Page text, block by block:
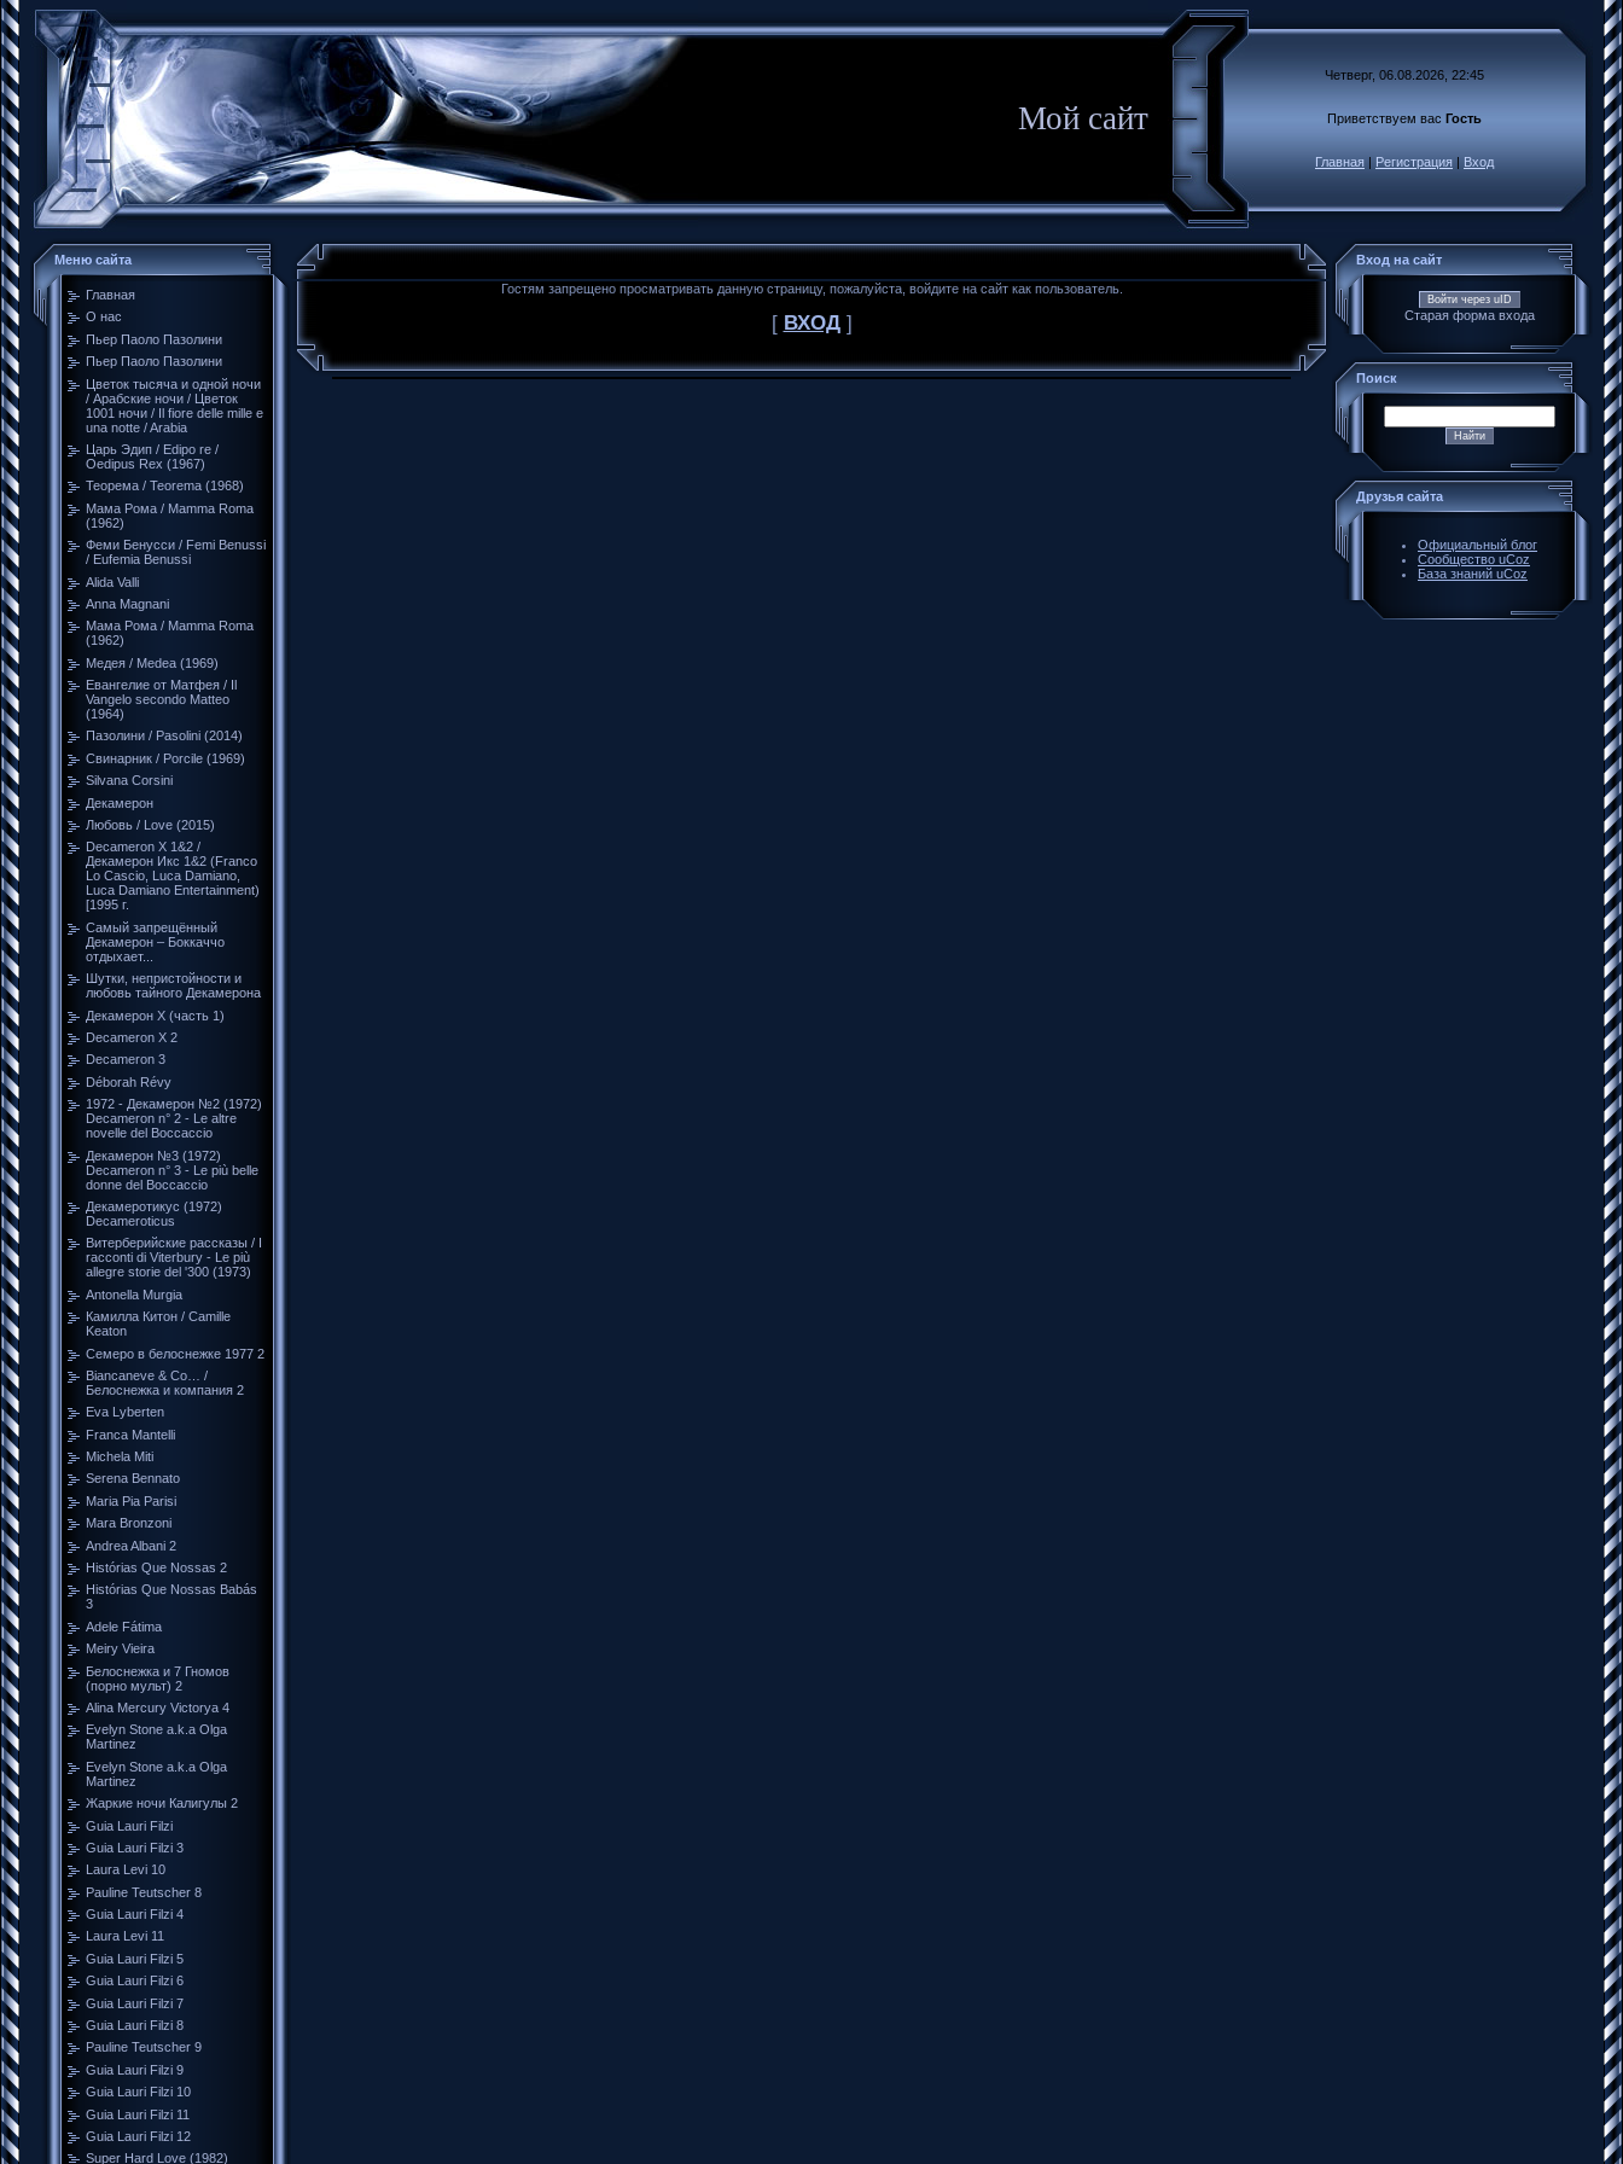
Мой сайт
Четверг, 06.08.2026, 22:45
Приветствуем вас Гость
Главная | Регистрация | Вход
Меню сайта
Главная
О нас
Пьер Паоло Пазолини
Пьер Паоло Пазолини
Цветок тысяча и одной ночи
/ Арабские ночи / Цветок
1001 ночи / Il fiore delle mille e
una notte / Arabia
Царь Эдип / Edipo re /
Oedipus Rex (1967)
Теорема / Teorema (1968)
Мама Рома / Mamma Roma
(1962)
Феми Бенусси / Femi Benussi
/ Eufemia Benussi
Alida Valli
Anna Magnani
Мама Рома / Mamma Roma
(1962)
Медея / Medea (1969)
Евангелие от Матфея / Il
Vangelo secondo Matteo
(1964)
Пазолини / Pasolini (2014)
Свинарник / Porcile (1969)
Silvana Corsini
Декамерон
Любовь / Love (2015)
Decameron X 1&2 /
Декамерон Икс 1&2 (Franco
Lo Cascio, Luca Damiano,
Luca Damiano Entertainment)
[1995 г.
Самый запрещённый
Декамерон – Боккаччо
отдыхает...
Шутки, непристойности и
любовь тайного Декамерона
Декамерон Х (часть 1)
Decameron X 2
Decameron 3
Déborah Révy
1972 - Декамерон №2 (1972)
Decameron n° 2 - Le altre
novelle del Boccaccio
Декамерон №3 (1972)
Decameron n° 3 - Le più belle
donne del Boccaccio
Декамеротикус (1972)
Decameroticus
Витерберийские рассказы / I
racconti di Viterbury - Le più
allegre storie del '300 (1973)
Antonella Murgia
Камилла Китон / Camille
Keaton
Семеро в белоснежке 1977 2
Biancaneve & Co… /
Белоснежка и компания 2
Eva Lyberten
Franca Mantelli
Michela Miti
Serena Bennato
Maria Pia Parisi
Mara Bronzoni
Andrea Albani 2
Histórias Que Nossas 2
Histórias Que Nossas Babás
3
Adele Fátima
Meiry Vieira
Белоснежка и 7 Гномов
(порно мульт) 2
Alina Mercury Victorya 4
Evelyn Stone a.k.a Olga
Martinez
Evelyn Stone a.k.a Olga
Martinez
Жаркие ночи Калигулы 2
Guia Lauri Filzi
Guia Lauri Filzi 3
Laura Levi 10
Pauline Teutscher 8
Guia Lauri Filzi 4
Laura Levi 11
Guia Lauri Filzi 5
Guia Lauri Filzi 6
Guia Lauri Filzi 7
Guia Lauri Filzi 8
Pauline Teutscher 9
Guia Lauri Filzi 9
Guia Lauri Filzi 10
Guia Lauri Filzi 11
Guia Lauri Filzi 12
Super Hard Love (1982)
Гостям запрещено просматривать данную страницу, пожалуйста, войдите на сайт как пользователь.
[ ВХОД]
Вход на сайт
Войти через uID
Старая форма входа
Поиск
Друзья сайта
Официальный блог
Сообщество uCoz
База знаний uCoz